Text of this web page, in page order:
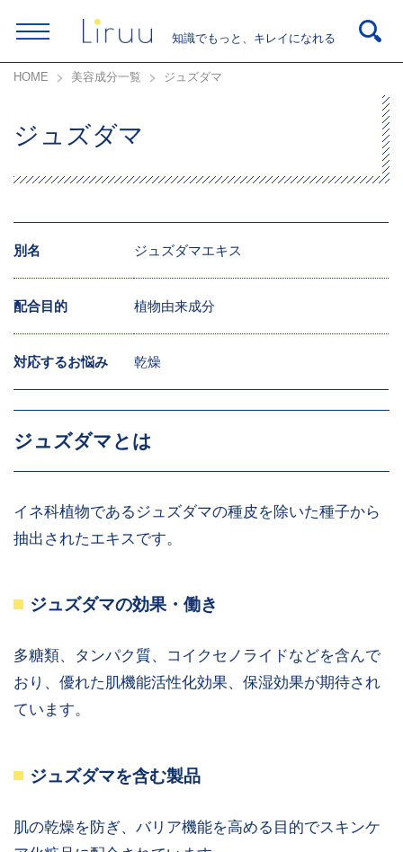
知識でもっと、キレイになれる
HOME 美容成分一覧 ジュズダマ
ジュズダマ
別名 ジュズダマエキス
配合目的 植物由来成分
対応するお悩み 乾燥
ジュズダマとは
イネ科植物であるジュズダマの種皮を除いた種子から
抽出されたエキスです。
ジュズダマの効果・働き
多糖類、タンパク質、コイクセノライドなどを含んで
おり、優れた肌機能活性化効果、保湿効果が期待され
ています。
ジュズダマを含む製品
肌の乾燥を防ぎ、バリア機能を高める目的でスキンケ